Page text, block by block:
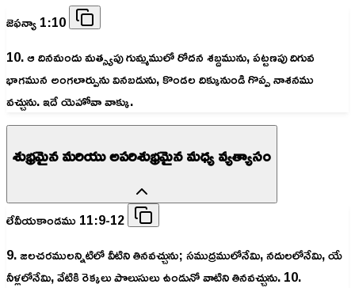
జెఫన్యా 1:10
10. ఆ దినమందు మత్స్యపు గుమ్మములో రోదన శబ్దమును, పట్టణపు దిగువ
భాగమున అంగలార్పును వినబడును, కొండల దిక్కునుండి గొప్ప నాశనము
వచ్చును. ఇదే యెహోవా వాక్కు.
శుభ్రమైన మరియు అపరిశుభ్రమైన మధ్య వ్యత్యాసం
లేవీయకాండము 11:9-12
9. జలచరములన్నిటిలో వీటిని తినవచ్చును; సముద్రములోనేమి, నదులలోనేమి, యే
నీళ్లలోనేమి, వేటికి రెక్కలు పొలుసులు ఉండునో వాటిని తినవచ్చును. 10.